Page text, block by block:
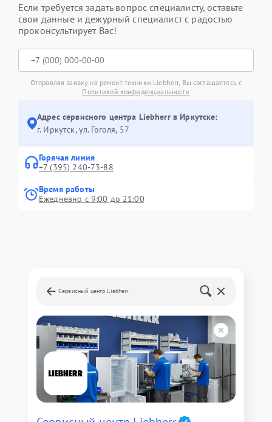
Если требуется задать вопрос специалисту, оставьте
свои данные и дежурный специалист с радостью
проконсультирует Вас!
Отправляя заявку на ремонт техники Liebherr, Вы соглашаетесь с
Политикой конфиденциальности
Адрес сервисного центра Liebherr в Иркутске:
г. Иркутск, ул. ​Гоголя, 57
Горячая линия
+7 (395) 240-73-88
Время работы
Ежедневно с 9:00 до 21:00
Сервисный центр Liebherr